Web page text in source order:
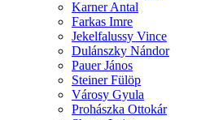
Karner Antal
Farkas Imre
Jekelfalussy Vince
Dulánszky Nándor
Pauer János
Steiner Fülöp
Városy Gyula
Prohászka Ottokár